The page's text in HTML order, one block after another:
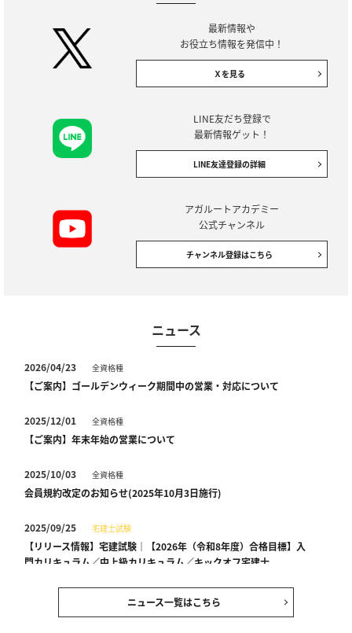
最新情報や
お役立ち情報を発信中！
Ｘを見る
LINE友だち登録で
最新情報ゲット！
LINE友達登録の詳細
アガルートアカデミー
公式チャンネル
チャンネル登録はこちら
ニュース
2026/04/23 全資格種
【ご案内】ゴールデンウィーク期間中の営業・対応について
2025/12/01 全資格種
【ご案内】年末年始の営業について
2025/10/03 全資格種
会員規約改定のお知らせ(2025年10月3日施行)
2025/09/25 宅建士試験
【リリース情報】宅建試験｜【2026年（令和8年度）合格目標】入
門カリキュラム／中上級カリキュラム／キックオフ宅建士
宅建士試験
【セール情報】期間限定10％OFF！宅建士試験｜ アウトレットセー
ニュース一覧はこちら